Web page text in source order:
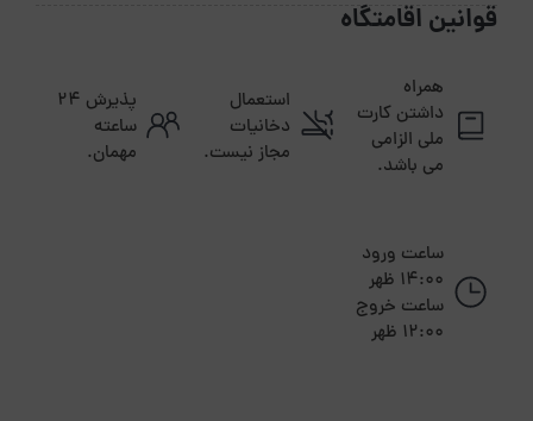
قوانین اقامتگاه
همراه
داشتن کارت
ملی الزامی
می باشد.
استعمال
دخانیات
مجاز نیست.
پذیرش ۲۴
ساعته
مهمان.
ساعت ورود
14:00 ظهر
ساعت خروج
12:00 ظهر